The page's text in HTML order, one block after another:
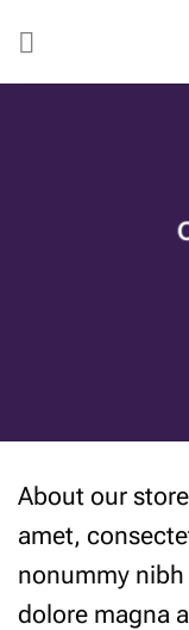
About our
amet,
nonummy
dolore magna